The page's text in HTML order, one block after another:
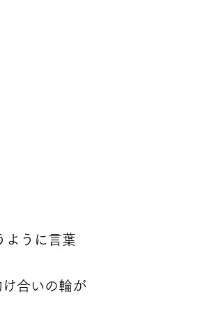
ように言葉
合いの輪が